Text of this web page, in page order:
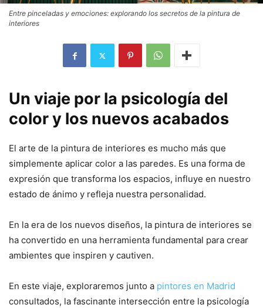
Entre pinceladas y emociones: explorando los secretos de la pintura de
interiores
Un viaje por la psicología del
color y los nuevos acabados
El arte de la pintura de interiores es mucho más que
simplemente aplicar color a las paredes. Es una forma de
expresión que transforma los espacios, influye en nuestro
estado de ánimo y refleja nuestra personalidad.
En la era de los nuevos diseños, la pintura de interiores se
ha convertido en una herramienta fundamental para crear
ambientes que inspiren y cautiven.
En este viaje, exploraremos junto a pintores en Madrid
consultados, la fascinante intersección entre la psicología